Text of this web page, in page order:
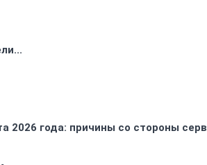
2026 года: причины со стороны